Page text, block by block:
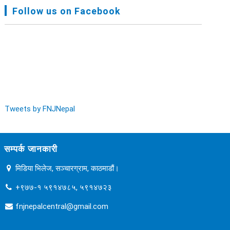
FNJ, Financial Report Presented At Nagarkot
Follow us on Facebook
Tweets by FNJNepal
सम्पर्क जानकारी
मिडिया भिलेज, सञ्चारग्राम, काठमाडौं।
+९७७-१ ५९१४७८५, ५९१४७२३
fnjnepalcentral@gmail.com